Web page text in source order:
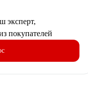
эксперт,
покупателей